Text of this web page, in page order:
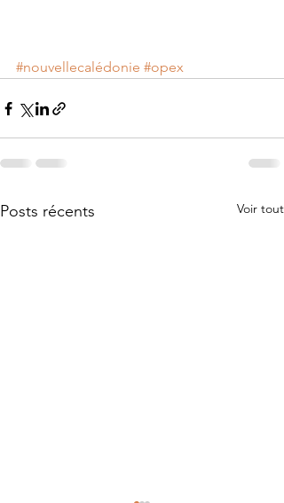
#nouvellecalédonie #opex
Posts récents Voir tout